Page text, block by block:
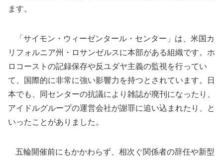
ます。
「サイモン・ウィーゼンタール・センター」は、米国カ
リフォルニア州・ロサンゼルスに本部がある組織です。ホ
ロコーストの記録保存や反ユダヤ主義の監視を行ってい
て、国際的に非常に強い影響力を持つとされています。日
本でも、同センターの抗議により雑誌が廃刊になったり、
アイドルグループの運営会社が謝罪に追い込まれたり、と
いったことがありました。
五輪開催前にもかかわらず、相次ぐ関係者の辞任や新型